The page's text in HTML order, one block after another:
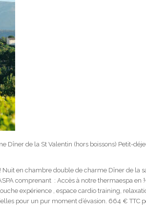
Dîner de la St Valentin (hors boissons) Petit-
! Nuit en chambre double de charme Dîner de la
comprenant : Accès à notre thermaespa en
expérience , espace cardio training,
pour un pur moment d’évasion. 664 € TTC